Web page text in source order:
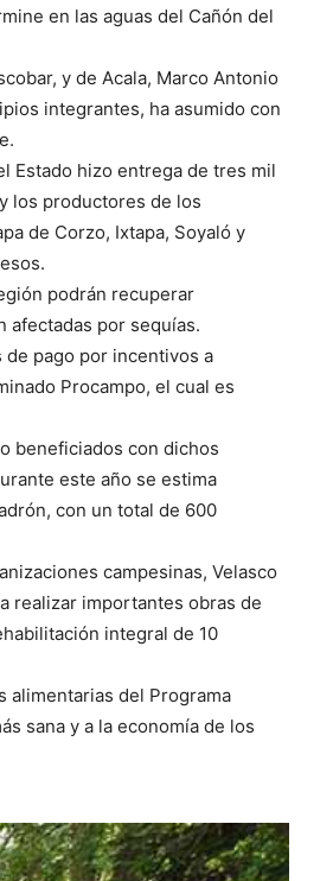
en las aguas del Cañón del
y de Acala, Marco Antonio
integrantes, ha asumido con
Estado hizo entrega de tres mil
los productores de los
de Corzo, Ixtapa, Soyaló y
podrán recuperar
afectadas por sequías.
pago por incentivos a
Procampo, el cual es
beneficiados con dichos
este año se estima
con un total de 600
campesinas, Velasco
realizar importantes obras de
integral de 10
alimentarias del Programa
sana y a la economía de los